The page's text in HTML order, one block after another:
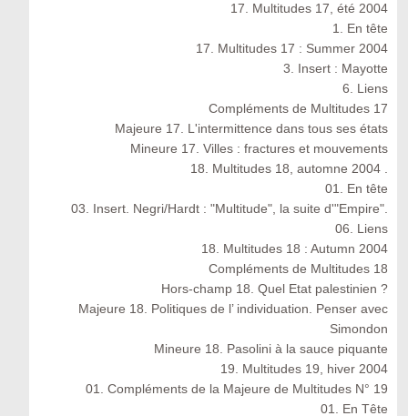
17. Multitudes 17, été 2004
1. En tête
17. Multitudes 17 : Summer 2004
3. Insert : Mayotte
6. Liens
Compléments de Multitudes 17
Majeure 17. L'intermittence dans tous ses états
Mineure 17. Villes : fractures et mouvements
18. Multitudes 18, automne 2004 .
01. En tête
03. Insert. Negri/Hardt : "Multitude", la suite d'"Empire".
06. Liens
18. Multitudes 18 : Autumn 2004
Compléments de Multitudes 18
Hors-champ 18. Quel Etat palestinien ?
Majeure 18. Politiques de l’ individuation. Penser avec
Simondon
Mineure 18. Pasolini à la sauce piquante
19. Multitudes 19, hiver 2004
01. Compléments de la Majeure de Multitudes N° 19
01. En Tête